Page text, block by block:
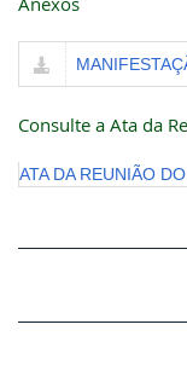
Consulte a Ata da
ATA DA REUNIÃO